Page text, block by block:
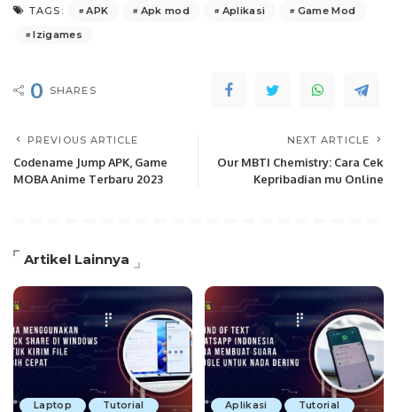
TAGS: APK Apk mod Aplikasi
Game Mod
Izigames
0 SHARES
PREVIOUS ARTICLE
Codename Jump APK, Game
MOBA Anime Terbaru 2023
NEXT ARTICLE
Our MBTI Chemistry: Cara Cek
Kepribadian mu Online
Artikel Lainnya
Laptop Tutorial Aplikasi Tutorial